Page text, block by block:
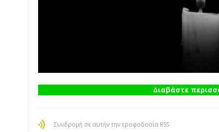
Διαβάστε
Συνδρομή σε αυτήν την τροφοδοσία RSS